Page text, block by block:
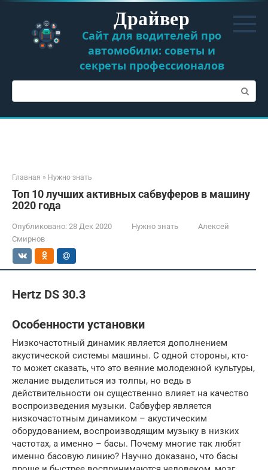
Перейти
контенту
Драйвер
Сайт для водителей про
автомобили: советы и
секреты профессионалов
Поиск:
Главная » Нужно знать
Топ 10 лучших активных сабвуферов в машину
2020 года
Опубликовано: 28 Дек 2020 Нужно знать
Алексей
Смирнов
Hertz DS 30.3
Особенности установки
Низкочастотный динамик является дополнением
акустической системы машины. С одной стороны, кто-
то может сказать, что это веяние молодежной культуры,
желание выделиться из толпы, но ведь в
действительности он существенно влияет на качество
воспроизведения музыки. Сабвуфер является
низкочастотным динамиком – акустическим
оборудованием, воспроизводящим музыку в низких
частотах, а именно – басы. Почему многие так любят
именно басовую линию? Научно доказано, что басы